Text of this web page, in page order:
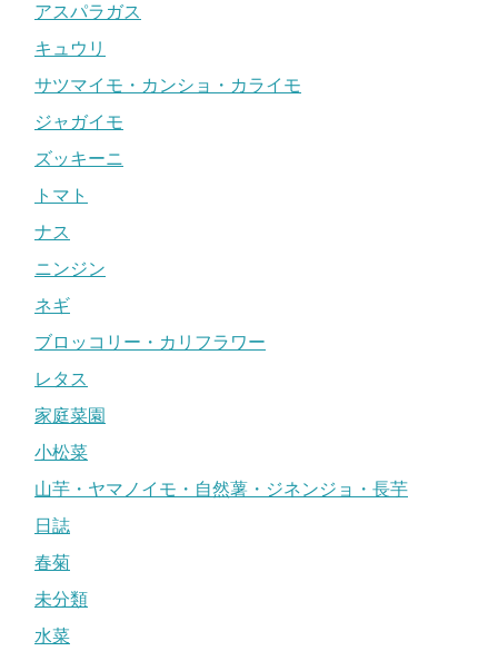
アスパラガス
キュウリ
サツマイモ・カンショ・カライモ
ジャガイモ
ズッキーニ
トマト
ナス
ニンジン
ネギ
ブロッコリー・カリフラワー
レタス
家庭菜園
小松菜
山芋・ヤマノイモ・自然薯・ジネンジョ・長芋
日誌
春菊
未分類
水菜